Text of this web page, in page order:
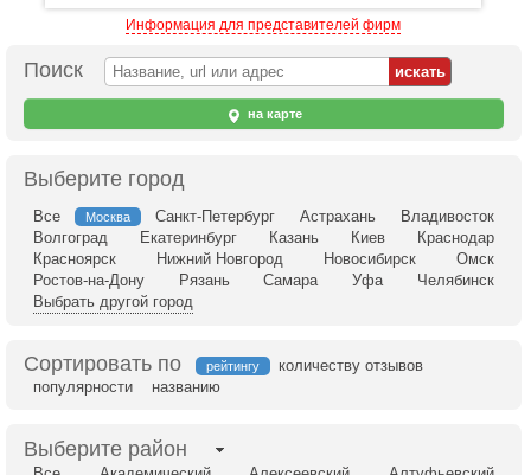
Информация для представителей фирм
Поиск
на карте
Выберите город
Все Москва Санкт-Петербург Астрахань
Владивосток
Волгоград
Екатеринбург Казань Киев
Краснодар
Красноярск
Нижний Новгород Новосибирск
Омск
Ростов-на-Дону
Рязань Самара Уфа
Челябинск
Выбрать другой город
Сортировать по рейтингу
количеству отзывов
популярности
названию
Выберите район